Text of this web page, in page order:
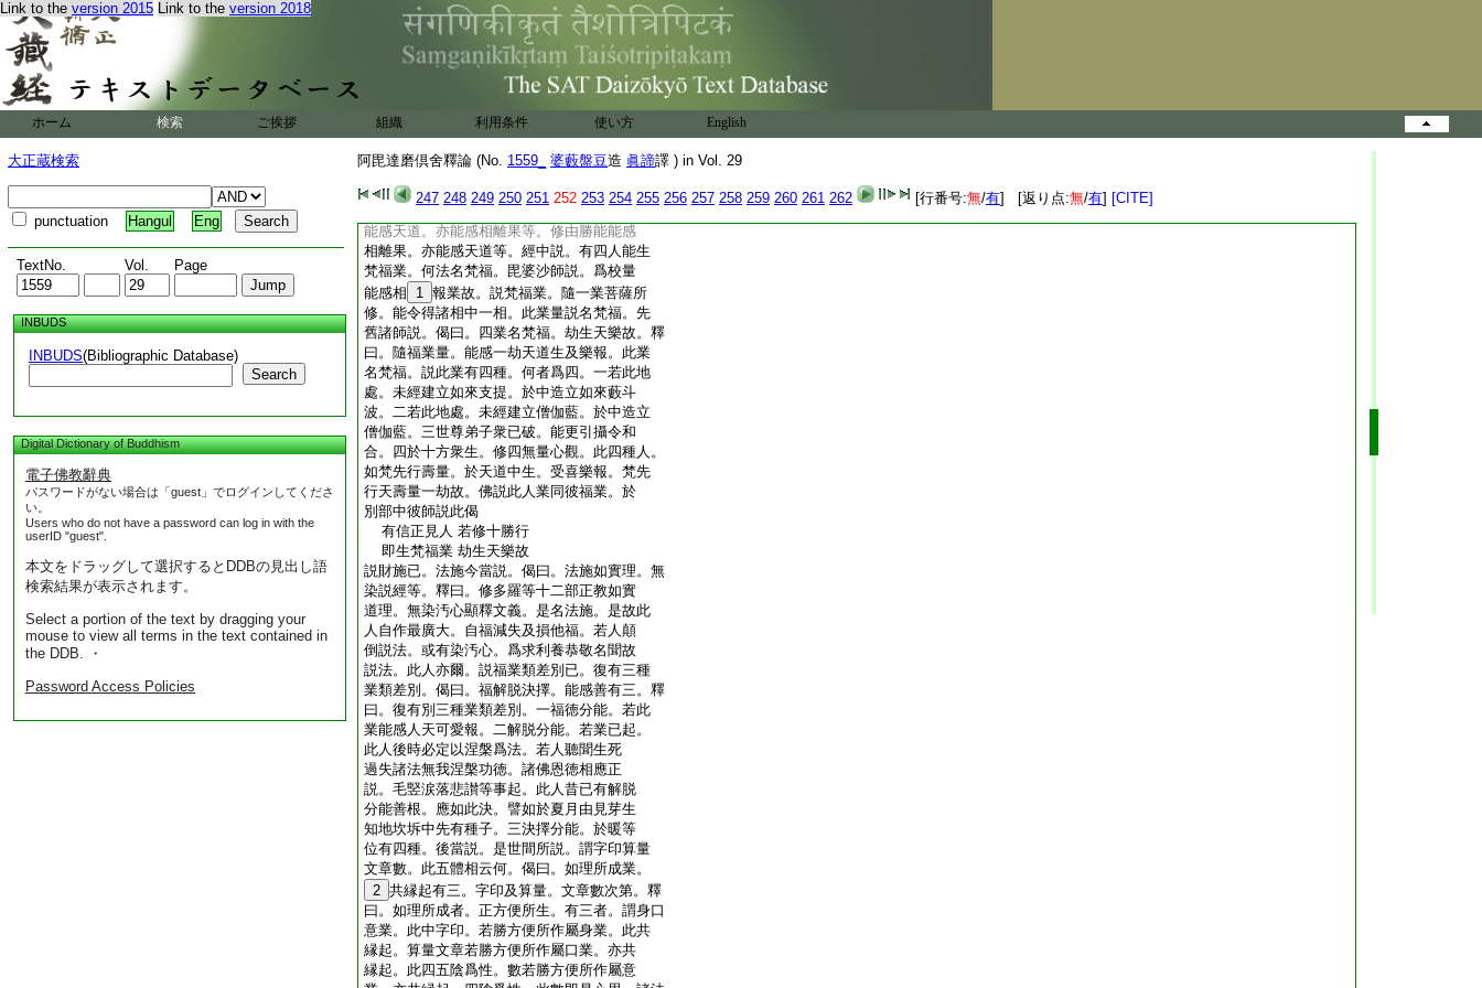
Link to the version 2015 Link to the version 2018
ホーム 検索 ご挨拶 組織 利用条件 使い方 English
大正蔵検索
punctuation Hangul Eng
TextNo. Vol. Page
INBUDS
INBUDS(Bibliographic Database)
Search
Digital Dictionary of Buddhism
電子佛教辭典
パスワードがない場合は「guest」でログインしてくださ
い。
Users who do not have a password can log in with the
userID "guest".
本文をドラッグして選択するとDDBの見出し語
検索結果が表示されます。
Select a portion of the text by dragging your
mouse to view all terms in the text contained in
the DDB. ・
Password Access Policies
阿毘達磨倶舍釋論 (No. 1559_ 婆藪盤豆造 眞諦譯 ) in Vol. 29
247 248 249 250 251 252 253 254 255 256 257 258 259 260 261 262 [行番号:無/有] [返り点:無/有] [CITE]
得。二望得戒。謂生死樂具及他恭敬利養好
名貪欲所得。三順覺分戒。謂能引解脱。有正
見人。厭患生死。求出離所得。四無流戒。能對
治諸惑。是無垢清淨。説戒性已。修性福業類
今當説。偈曰。寂靜地善業修。釋曰。寂靜者何
法。業與定地自性法倶起。云何説此法名修。
偈曰。能薫心故。釋曰。云何薫習。此寂靜地
善業最極能薫習心。能令心與徳成一性故。
及相續亦爾。譬如以花熏麻。前已説。此施以
大富樂爲果報。戒修云何。偈曰。由勝戒感天。
能感天道。亦能感相離果等。修由勝能能感
相離果。亦能感天道等。經中説。有四人能生
梵福業。何法名梵福。毘婆沙師説。爲校量
能感相
1 報業故。説梵福業。隨一業菩薩所
修。能令得諸相中一相。此業量説名梵福。先
舊諸師説。偈曰。四業名梵福。劫生天樂故。釋
曰。隨福業量。能感一劫天道生及樂報。此業
名梵福。説此業有四種。何者爲四。一若此地
處。未經建立如來支提。於中造立如來藪斗
波。二若此地處。未經建立僧伽藍。於中造立
僧伽藍。三世尊弟子衆已破。能更引攝令和
合。四於十方衆生。修四無量心觀。此四種人。
如梵先行壽量。於天道中生。受喜樂報。梵先
行天壽量一劫故。佛説此人業同彼福業。於
別部中彼師説此偈
有信正見人 若修十勝行
即生梵福業 劫生天樂故
説財施已。法施今當説。偈曰。法施如實理。無
染説經等。釋曰。修多羅等十二部正教如實
道理。無染汚心顯釋文義。是名法施。是故此
人自作最廣大。自福減失及損他福。若人顛
倒説法。或有染汚心。爲求利養恭敬名聞故
説法。此人亦爾。説福業類差別已。復有三種
業類差別。偈曰。福解脱決擇。能感善有三。釋
曰。復有別三種業類差別。一福徳分能。若此
業能感人天可愛報。二解脱分能。若業已起。
此人後時必定以涅槃爲法。若人聽聞生死
過失諸法無我涅槃功徳。諸佛恩徳相應正
説。毛竪涙落悲讃等事起。此人昔已有解脱
分能善根。應如此決。譬如於夏月由見芽生
知地坎坼中先有種子。三決擇分能。於暖等
位有四種。後當説。是世間所説。謂字印算量
文章數。此五體相云何。偈曰。如理所成業。
2 共縁起有三。字印及算量。文章數次第。釋
曰。如理所成者。正方便所生。有三者。謂身口
意業。此中字印。若勝方便所作屬身業。此共
縁起。算量文章若勝方便所作屬口業。亦共
縁起。此四五陰爲性。數若勝方便所作屬意